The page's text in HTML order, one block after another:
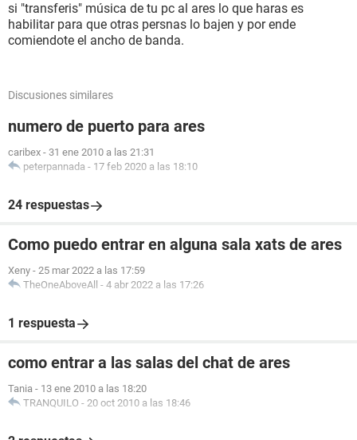
si "transferis" música de tu pc al ares lo que haras es
habilitar para que otras persnas lo bajen y por ende
comiendote el ancho de banda.
Discusiones similares
numero de puerto para ares
caribex - 31 ene 2010 a las 21:31
peterpannada - 17 feb 2020 a las 18:10
24 respuestas
Como puedo entrar en alguna sala xats de ares
Xeny - 25 mar 2022 a las 17:59
TheOneAboveAll - 4 abr 2022 a las 17:26
1 respuesta
como entrar a las salas del chat de ares
Tania - 13 ene 2010 a las 18:20
TRANQUILO - 20 oct 2010 a las 18:46